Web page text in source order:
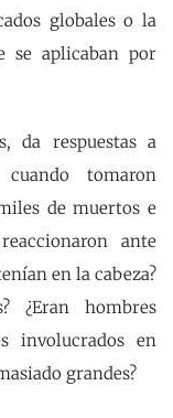
globales o la
se aplicaban por
da respuestas a
tomaron
de muertos e
ante
en la cabeza?
¿Eran hombres
involucrados en
grandes?